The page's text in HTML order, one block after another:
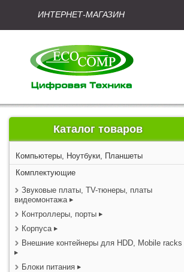
ИНТЕРНЕТ-МАГАЗИН
Каталог товаров
Компьютеры, Ноутбуки, Планшеты
Комплектующие
Звуковые платы, TV-тюнеры, платы
видеомонтажа
Контроллеры, порты
Корпуса
Внешние контейнеры для HDD, Mobile racks
Блоки питания